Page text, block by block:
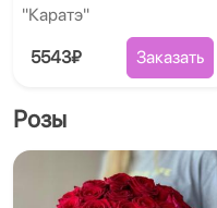
"Каратэ"
5543₽ Заказать
Розы